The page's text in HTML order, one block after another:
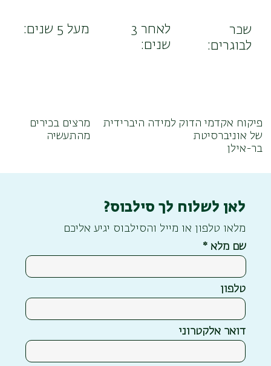
פיקוח אקדמי הדוק
של אוניברסיטת
בר-אילן
למידה היברידית
מרצים בכירים
מהתעשיה
מעל 5 שנים:
לאחר 3
שנים:
שכר
לבוגרים:
לאן לשלוח לך סילבוס?
מלאו טלפון או מייל והסילבוס יגיע אליכם
שם מלא
טלפון
דואר אלקטרוני